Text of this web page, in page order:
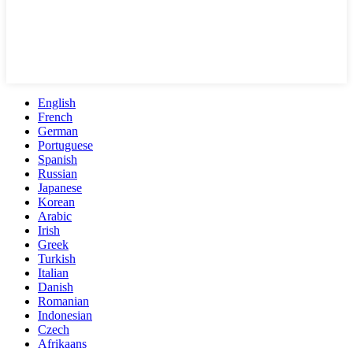
English
French
German
Portuguese
Spanish
Russian
Japanese
Korean
Arabic
Irish
Greek
Turkish
Italian
Danish
Romanian
Indonesian
Czech
Afrikaans